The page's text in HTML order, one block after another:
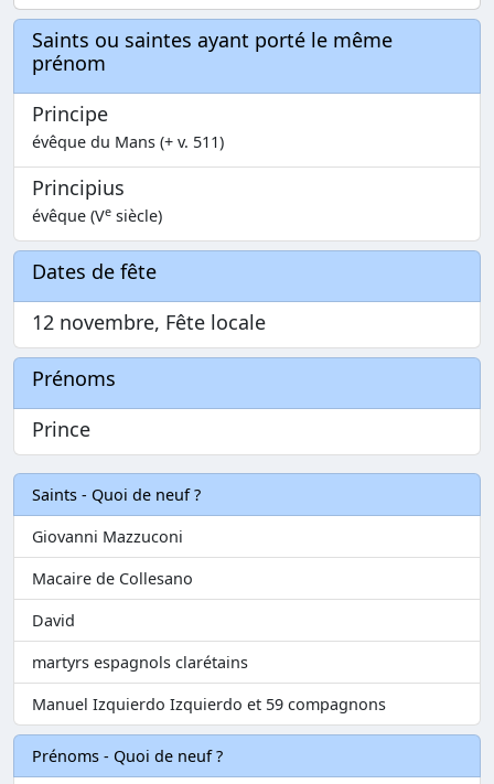
Saints ou saintes ayant porté le même
prénom
Principe
évêque du Mans (+ v. 511)
Principius
évêque (Ve siècle)
Dates de fête
12 novembre, Fête locale
Prénoms
Prince
Saints - Quoi de neuf ?
Giovanni Mazzuconi
Macaire de Collesano
David
martyrs espagnols clarétains
Manuel Izquierdo Izquierdo et 59 compagnons
Prénoms - Quoi de neuf ?